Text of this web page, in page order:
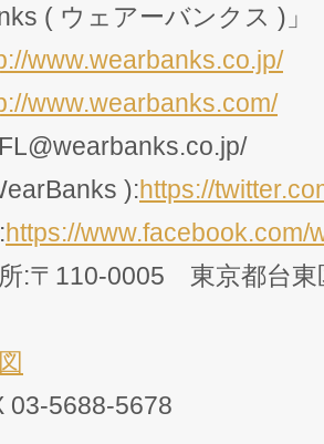
( ウェアーバンクス )」
www.wearbanks.co.jp/
www.wearbanks.com/
):https://
https://www.facebook.com/
:〒110-0005 東京都台
03-5688-5678